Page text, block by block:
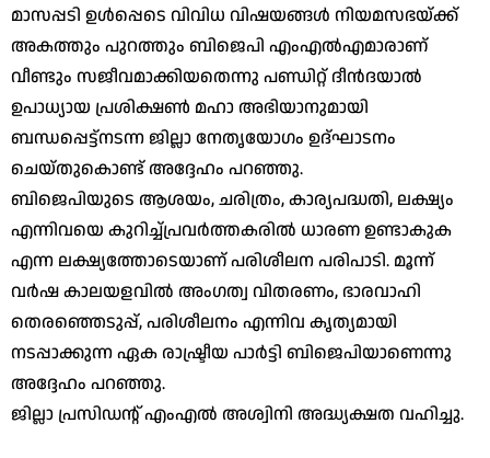
മാസപ്പടി ഉൾപ്പെടെ വിവിധ വിഷയങ്ങൾ നിയമസഭയ്ക്ക്
അകത്തും പുറത്തും ബിജെപി എംഎൽഎമാരാണ്
വീണ്ടും സജീവമാക്കിയതെന്നു പണ്ഡിറ്റ് ദീൻദയാൽ
ഉപാധ്യായ പ്രശിക്ഷൺ മഹാ അഭിയാനുമായി
ബന്ധപ്പെട്ട്നടന്ന ജില്ലാ നേതൃയോഗം ഉദ്ഘാടനം
ചെയ്തുകൊണ്ട് അദ്ദേഹം പറഞ്ഞു.
ബിജെപിയുടെ ആശയം, ചരിത്രം, കാര്യപദ്ധതി, ലക്ഷ്യം
എന്നിവയെ കുറിച്ച്പ്രവർത്തകരിൽ ധാരണ ഉണ്ടാകുക
എന്ന ലക്ഷ്യത്തോടെയാണ് പരിശീലന പരിപാടി. മൂന്ന്
വർഷ കാലയളവിൽ അംഗത്വ വിതരണം, ഭാരവാഹി
തെരഞ്ഞെടുപ്പ്, പരിശീലനം എന്നിവ കൃത്യമായി
നടപ്പാക്കുന്ന ഏക രാഷ്ട്രീയ പാർട്ടി ബിജെപിയാണെന്നു
അദ്ദേഹം പറഞ്ഞു.
ജില്ലാ പ്രസിഡൻ്റ് എംഎൽ അശ്വിനി അദ്ധ്യക്ഷത വഹിച്ചു.